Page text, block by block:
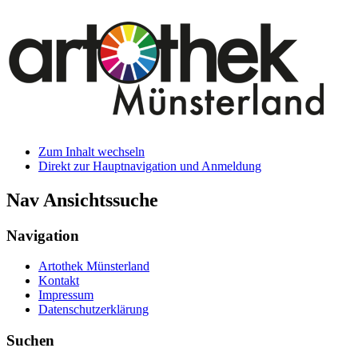
Zum Inhalt wechseln
Direkt zur Hauptnavigation und Anmeldung
Nav Ansichtssuche
Navigation
Artothek Münsterland
Kontakt
Impressum
Datenschutzerklärung
Suchen